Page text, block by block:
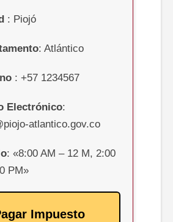
: Piojó
: Atlántico
: +57 1234567
Electrónico:
atlantico.gov.co
: «8:00 AM – 12 M, 2:00
PM»
Impuesto